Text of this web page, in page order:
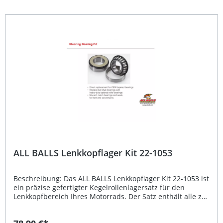
Lagerkonstruktion mit hoher Präzision Passgenaue
BALLS Lieferumfang: 1x Lenkkopflager Kit (kompletter Satz)
ALL BALLS Lenkkopflager Kit 22-1053
Beschreibung: Das ALL BALLS Lenkkopflager Kit 22-1053 ist
ein präzise gefertigter Kegelrollenlagersatz für den
Lenkkopfbereich Ihres Motorrads. Der Satz enthält alle zur